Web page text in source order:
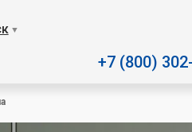
▼
+7 (800)